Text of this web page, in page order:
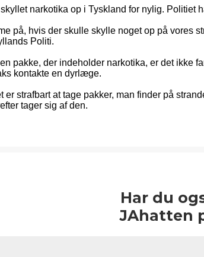
narkotika op i Tyskland for nylig.
på, hvis der skulle skylle noget op på vores
Politi.
pakke, der indeholder narkotika, er det ikke
kontakte en dyrlæge.
strafbart at tage pakker, man finder på
tager sig af den.
Har du
JAhatten